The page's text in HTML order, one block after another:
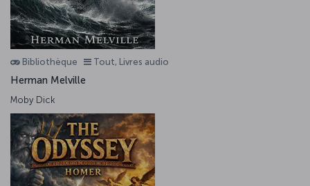
Bibliothèque Tout, Livres audio
Herman Melville
Moby Dick